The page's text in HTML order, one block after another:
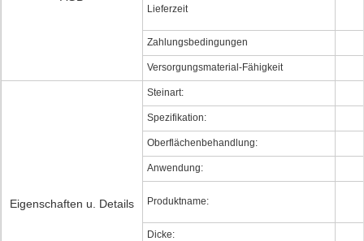
Lieferzeit
Zahlungsbedingungen
Versorgungsmaterial-Fähigkeit
Eigenschaften u. Details
Steinart:
Spezifikation:
Oberflächenbehandlung:
Anwendung:
Produktname:
Dicke: